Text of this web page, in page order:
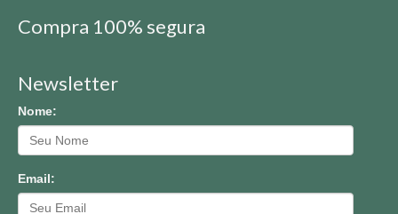
Compra 100% segura
Newsletter
Nome:
Email: